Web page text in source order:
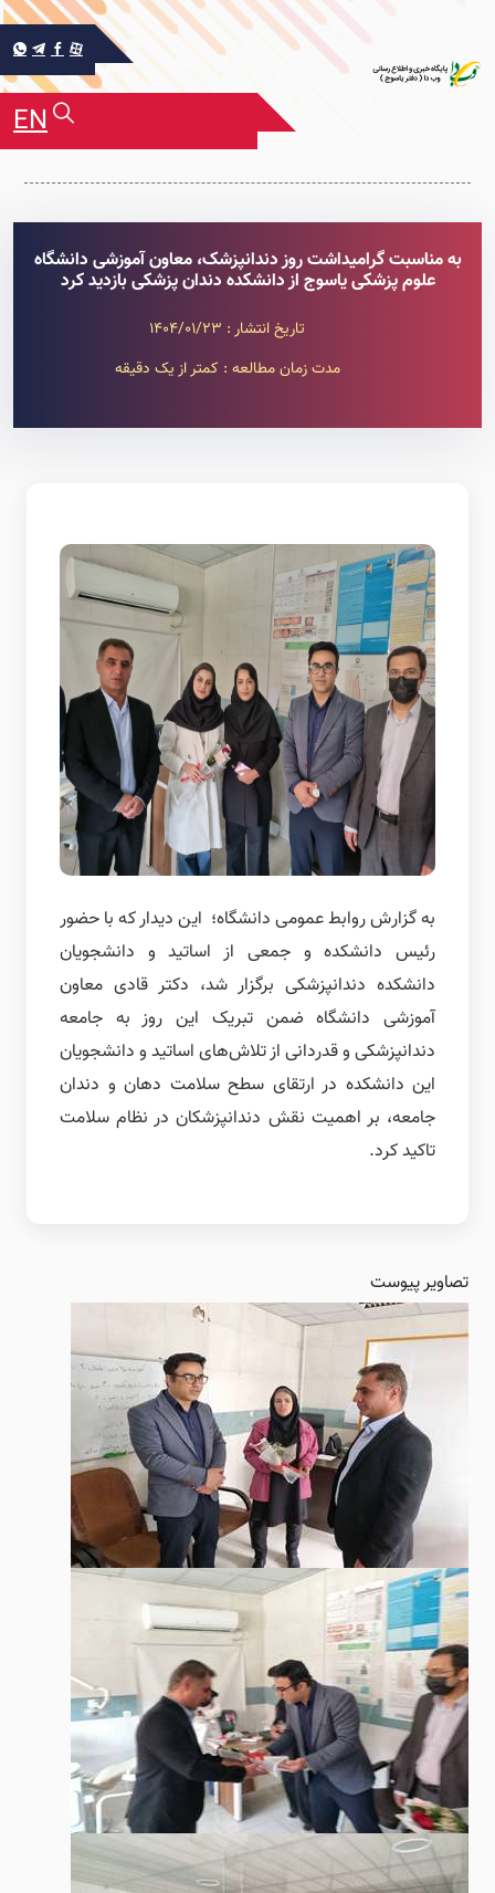
EN
به مناسبت گرامیداشت روز دندانپزشک، معاون آموزشی دانشگاه
علوم پزشکی یاسوج از دانشکده دندان پزشکی بازدید کرد
تاریخ انتشار : 1404/01/23
مدت زمان مطالعه : کمتر از یک دقیقه
به گزارش روابط عمومی دانشگاه؛ این دیدار که با حضور
رئیس دانشکده و جمعی از اساتید و دانشجویان
دانشکده دندانپزشکی برگزار شد، دکتر قادی معاون
آموزشی دانشگاه ضمن تبریک این روز به جامعه
دندانپزشکی و قدردانی از تلاش‌های اساتید و دانشجویان
این دانشکده در ارتقای سطح سلامت دهان و دندان
جامعه، بر اهمیت نقش دندانپزشکان در نظام سلامت
تاکید کرد.
تصاویر پیوست